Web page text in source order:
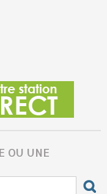
OU UNE